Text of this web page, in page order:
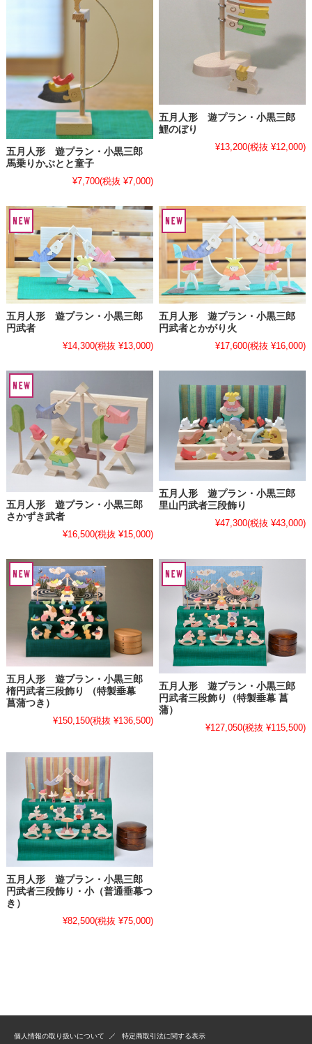
五月人形 遊プラン・小黒三郎
馬乗りかぶとと童子
¥7,700(税抜 ¥7,000)
五月人形 遊プラン・小黒三郎
鯉のぼり
¥13,200(税抜 ¥12,000)
五月人形 遊プラン・小黒三郎
円武者
¥14,300(税抜 ¥13,000)
五月人形 遊プラン・小黒三郎
円武者とかがり火
¥17,600(税抜 ¥16,000)
五月人形 遊プラン・小黒三郎
さかずき武者
¥16,500(税抜 ¥15,000)
五月人形 遊プラン・小黒三郎
里山円武者三段飾り
¥47,300(税抜 ¥43,000)
五月人形 遊プラン・小黒三郎
楕円武者三段飾り （特製垂幕
菖蒲つき）
¥150,150(税抜 ¥136,500)
五月人形 遊プラン・小黒三郎
円武者三段飾り（特製垂幕 菖
蒲）
¥127,050(税抜 ¥115,500)
五月人形 遊プラン・小黒三郎
円武者三段飾り・小（普通垂幕つ
き）
¥82,500(税抜 ¥75,000)
個人情報の取り扱いについて 特定商取引法に関する表示